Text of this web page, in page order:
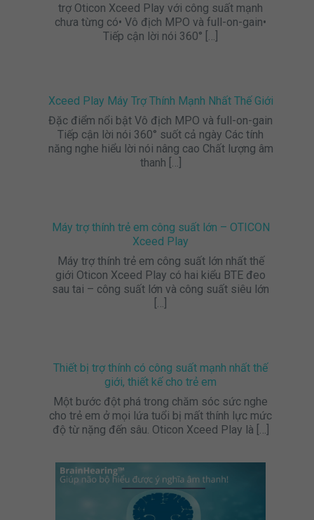
trợ Oticon Xceed Play với công suất mạnh
chưa từng có• Vô địch MPO và full-on-gain•
Tiếp cận lời nói 360°
Xceed Play Máy Trợ Thính Mạnh Nhất Thế Giới
Đặc điểm nổi bật Vô địch MPO và full-on-gain
Tiếp cận lời nói 360° suốt cả ngày Các tính
năng nghe hiểu lời nói nâng cao Chất lượng âm
thanh
Máy trợ thính trẻ em công suất lớn – OTICON
Xceed Play
Máy trợ thính trẻ em công suất lớn nhất thế
giới Oticon Xceed Play có hai kiểu BTE đeo
sau tai – công suất lớn và công suất siêu lớn
Thiết bị trợ thính có công suất mạnh nhất thế
giới, thiết kế cho trẻ em
Một bước đột phá trong chăm sóc sức nghe
cho trẻ em ở mọi lứa tuổi bị mất thính lực mức
độ từ nặng đến sâu. Oticon Xceed Play là